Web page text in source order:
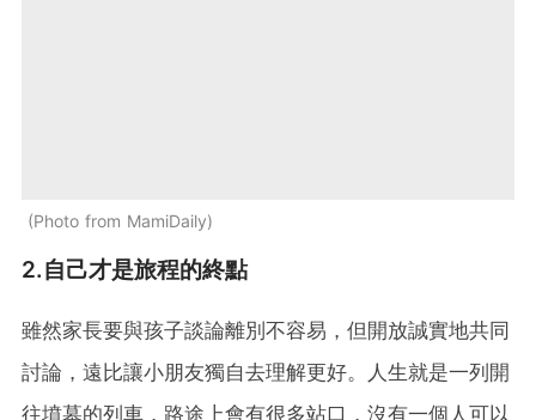
Photo from MamiDaily
2.自己才是旅程的終點
雖然家長要與孩子談論離別不容易，但開放誠實地共同
討論，遠比讓小朋友獨自去理解更好。人生就是一列開
往墳墓的列車，路途上會有很多站口，沒有一個人可以